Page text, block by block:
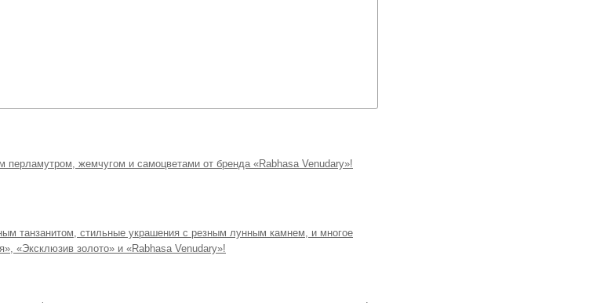
перламутром, жемчугом и самоцветами от бренда «Rabhasa Venudary»!
танзанитом, стильные украшения с резным лунным камнем, и многое
«Эксклюзив золото» и «Rabhasa Venudary»!